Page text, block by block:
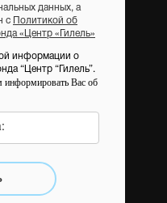
данных, а
с
Политикой об
«Центр «Гилель»
информации о
“Центр “Гилель”.
Вас об